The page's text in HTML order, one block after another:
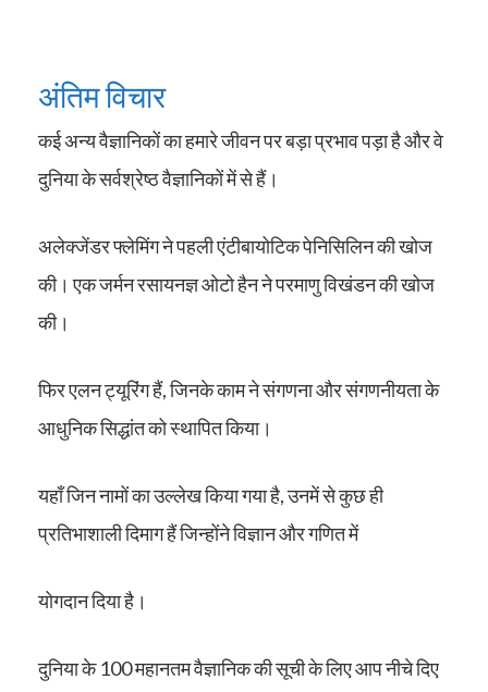
अंतिम विचार
कई अन्य वैज्ञानिकों का हमारे जीवन पर बड़ा प्रभाव पड़ा है और वे
दुनिया के सर्वश्रेष्ठ वैज्ञानिकों में से हैं।
अलेक्जेंडर फ्लेमिंग ने पहली एंटीबायोटिक पेनिसिलिन की खोज
की। एक जर्मन रसायनज्ञ ओटो हैन ने परमाणु विखंडन की खोज
की।
फिर एलन ट्यूरिंग हैं, जिनके काम ने संगणना और संगणनीयता के
आधुनिक सिद्धांत को स्थापित किया।
यहाँ जिन नामों का उल्लेख किया गया है, उनमें से कुछ ही
प्रतिभाशाली दिमाग हैं जिन्होंने विज्ञान और गणित में
योगदान दिया है।
दुनिया के 100 महानतम वैज्ञानिक की सूची के लिए आप नीचे दिए